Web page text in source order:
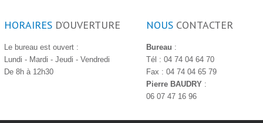
HORAIRES D’OUVERTURE
Le bureau est ouvert :
Lundi - Mardi - Jeudi - Vendredi
De 8h à 12h30
NOUS CONTACTER
Bureau :
Tél : 04 74 04 64 70
Fax : 04 74 04 65 79
Pierre BAUDRY :
06 07 47 16 96